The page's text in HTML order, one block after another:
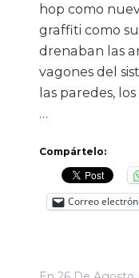
hop como
graffiti como
drenaban las
vagones del
las paredes,
…
Compártelo:
Correo